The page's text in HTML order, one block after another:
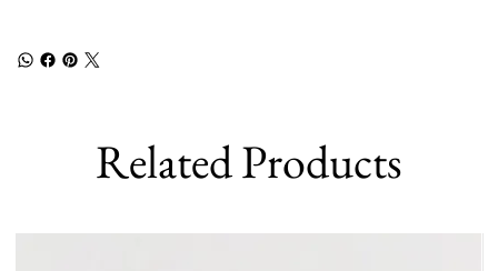
Related Products